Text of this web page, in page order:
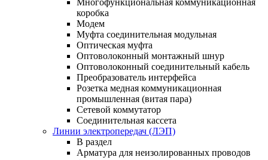
коробка
Модем
Муфта соединительная модульная
Оптическая муфта
Оптоволоконный монтажный шнур
Оптоволоконный соединительный кабель
Преобразователь интерфейса
Розетка медная коммуникационная
промышленная (витая пара)
Сетевой коммутатор
Соединительная кассета
Линии электропередач (ЛЭП)
В раздел
Арматура для неизолированных проводов